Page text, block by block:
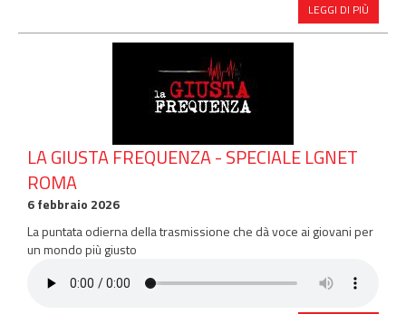
LEGGI DI PIÙ
LA GIUSTA FREQUENZA - SPECIALE LGNET
ROMA
6 febbraio 2026
La puntata odierna della trasmissione che dà voce ai giovani per
un mondo più giusto